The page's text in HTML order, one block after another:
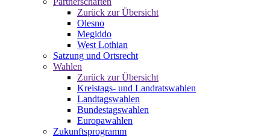
Zurück zur Übersicht
Olesno
Megiddo
West Lothian
Satzung und Ortsrecht
Wahlen
Zurück zur Übersicht
Kreistags- und Landratswahlen
Landtagswahlen
Bundestagswahlen
Europawahlen
Zukunftsprogramm